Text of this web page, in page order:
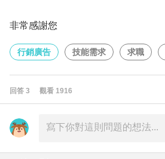
非常感謝您
行銷廣告 技能需求 求職
回答 3 觀看 1916